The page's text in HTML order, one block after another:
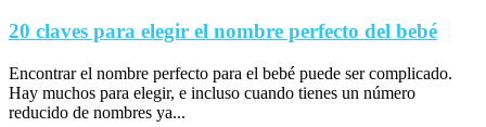
20 claves para elegir el nombre perfecto del bebé
Encontrar el nombre perfecto para el bebé puede ser complicado.
Hay muchos para elegir, e incluso cuando tienes un número
reducido de nombres ya...